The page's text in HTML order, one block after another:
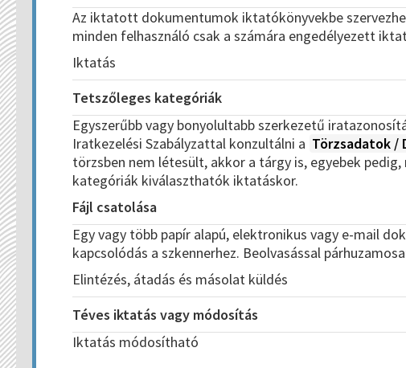
Az iktatott dokumentumok iktatókönyvekbe
minden felhasználó csak a számára engedélyezett
Iktatás
Tetszőleges kategóriák
Egyszerűbb vagy bonyolultabb szerkezetű
Iratkezelési Szabályzattal konzultálni a Törzsadatok /
törzsben nem létesült, akkor a tárgy is, egyebek
kategóriák kiválaszthatók iktatáskor.
Fájl csatolása
Egy vagy több papír alapú, elektronikus vagy e-mail
kapcsolódás a szkennerhez. Beolvasással
Elintézés, átadás és másolat küldés
Téves iktatás vagy módosítás
Iktatás módosítható